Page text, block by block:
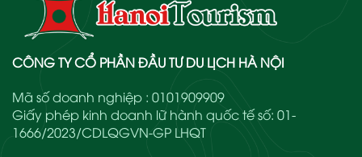
CÔNG TY CỔ PHẦN ĐẦU TƯ DU LỊCH HÀ NỘI
Mã số doanh nghiệp : 0101909909
Giấy phép kinh doanh lữ hành quốc tế số: 01-
1666/2023/CDLQGVN-GP LHQT